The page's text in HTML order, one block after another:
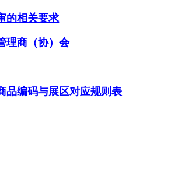
的相关要求
理商（协）会
品编码与展区对应规则表